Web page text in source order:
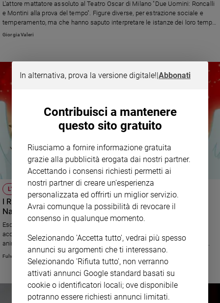
L'attore mattatore assoluto al Teatro Oscar di Milano "Due Uomini: Roncalli
e Montini alla prova del tempo". Figure diverse, per estrazione sociale e
temperamento, ma che hanno saputo interpretare le istanze dei loro tempi.
L'intervista in cui spiega come è nato questo testo
Giorgia Valeri
L'INTERVISTA
I Ricchi e Poveri diventano "angeli" per un augurio di
Natale molto speciale
Esce oggi il nuovo brano dei Ricchi e Poveri “Il Natale degli Angeli”,
accompagnato da un video in cui Angela e Angelo, trasformati in cartoni
animati, mettono "le ali". In questa intervista ci raccontano il segreto del
loro successo: " "Ci amano anche i bambini, perché ci vedono come dei
nonni o degli zii che portano un po’ di leggerezza e di speranza con le loro
Fulvia Degl'Innocenti
In alternativa, prova la versione digitale!|Abbonati
Contribuisci a mantenere
questo sito gratuito
Riusciamo a fornire informazione gratuita
grazie alla pubblicità erogata dai nostri partner.
Accettando i consensi richiesti permetti ai
nostri partner di creare un'esperienza
personalizzata ed offrirti un miglior servizio.
Avrai comunque la possibilità di revocare il
consenso in qualunque momento.
Selezionando 'Accetta tutto', vedrai più spesso
annunci su argomenti che ti interessano.
Selezionando 'Rifiuta tutto', non verranno
attivati annunci Google standard basati su
cookie o identificatori locali; ove disponibile
potranno essere richiesti annunci limitati.